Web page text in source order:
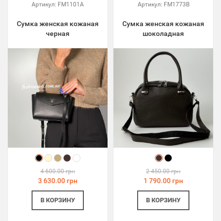
Артикул: FM1101A
Сумка женская кожаная
черная
4 600.00 грн
3 630.00 грн
В КОРЗИНУ
Артикул: FM1773B
Сумка женская кожаная
шоколадная
2 450.00 грн
1 790.00 грн
В КОРЗИНУ